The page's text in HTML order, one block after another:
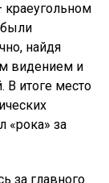
краеугольном
были
найдя
видением и
В итоге место
«рока» за
за главного